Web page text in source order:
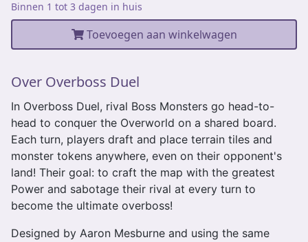
Binnen 1 tot 3 dagen in huis
Toevoegen aan winkelwagen
Over Overboss Duel
In Overboss Duel, rival Boss Monsters go head-to-
head to conquer the Overworld on a shared board.
Each turn, players draft and place terrain tiles and
monster tokens anywhere, even on their opponent's
land! Their goal: to craft the map with the greatest
Power and sabotage their rival at every turn to
become the ultimate overboss!
Designed by Aaron Mesburne and using the same